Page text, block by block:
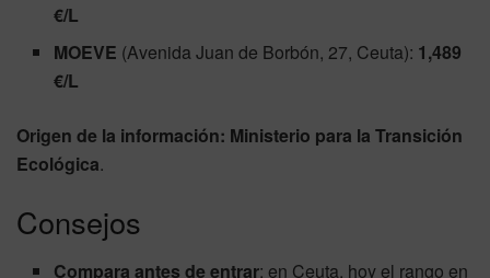
€/L
MOEVE (Avenida Juan de Borbón, 27, Ceuta): 1,489
€/L
Origen de la información: Ministerio para la Transición
Ecológica.
Consejos
Compara antes de entrar: en Ceuta, hoy el rango en